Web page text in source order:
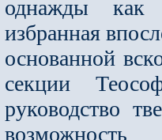
однажды как
избранная
основанной
секции
руководство